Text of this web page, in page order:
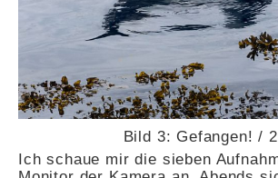
Bild 3: Gefangen! /
Ich schaue mir die sieben